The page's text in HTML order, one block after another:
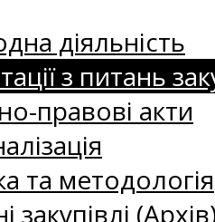
діяльність
з питань
правові акти
та методологія
закупівлі